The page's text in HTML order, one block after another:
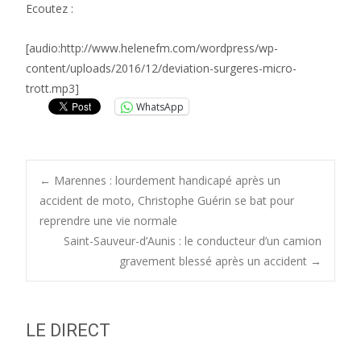
Ecoutez :
[audio:http://www.helenefm.com/wordpress/wp-
content/uploads/2016/12/deviation-surgeres-micro-
trott.mp3]
WhatsApp
Post
navigation
← Marennes : lourdement handicapé après un
accident de moto, Christophe Guérin se bat pour
reprendre une vie normale
Saint-Sauveur-d’Aunis : le conducteur d’un camion
gravement blessé après un accident →
LE DIRECT